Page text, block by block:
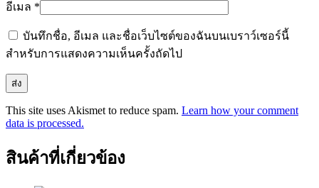
อีเมล *
บันทึกชื่อ, อีเมล และชื่อเว็บไซต์ของฉันบนเบราว์เซอร์นี้
สำหรับการแสดงความเห็นครั้งถัดไป
This site uses Akismet to reduce spam. Learn how your comment
data is processed.
สินค้าที่เกี่ยวข้อง